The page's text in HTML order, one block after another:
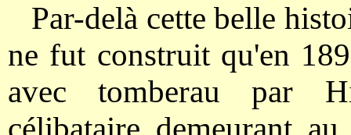
Par-delà cette belle
ne fut construit qu'en
avec tomberau par